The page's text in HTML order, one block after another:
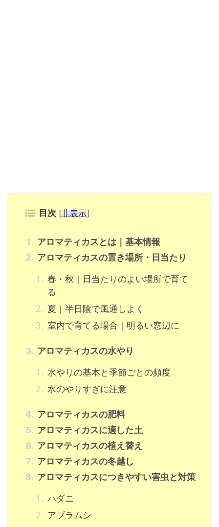
目次 [非表示]
アロマティカスとは｜基本情報
アロマティカスの置き場所・日当たり
春・秋｜日当たりのよい場所で育て
る
夏｜半日陰で風通しよく
室内で育てる場合｜明るい窓辺に
アロマティカスの水やり
水やりの基本と季節ごとの頻度
水のやりすぎに注意
アロマティカスの肥料
アロマティカスに適した土
アロマティカスの植え替え
アロマティカスの冬越し
アロマティカスにつきやすい害虫と対策
ハダニ
アブラムシ